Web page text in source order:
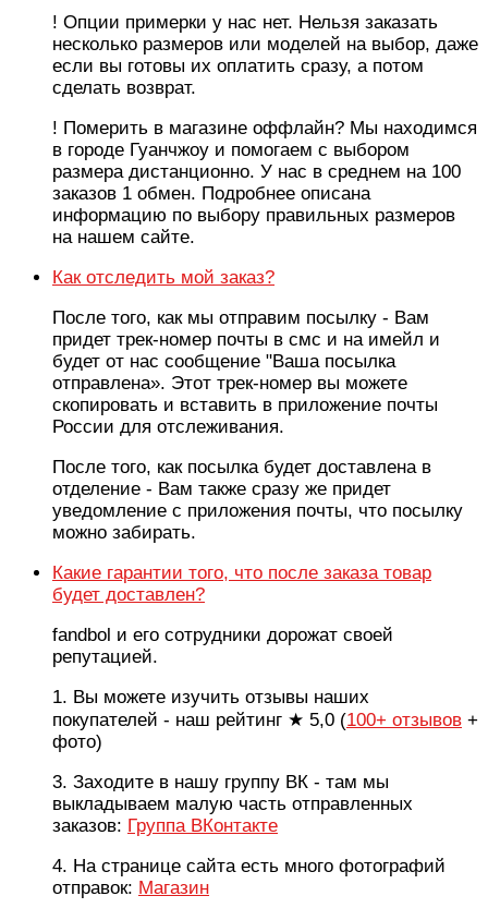
! Опции примерки у нас нет. Нельзя заказать
несколько размеров или моделей на выбор, даже
если вы готовы их оплатить сразу, а потом
сделать возврат.
! Померить в магазине оффлайн? Мы находимся
в городе Гуанчжоу и помогаем с выбором
размера дистанционно. У нас в среднем на 100
заказов 1 обмен. Подробнее описана
информацию по выбору правильных размеров
на нашем сайте.
Как отследить мой заказ?
После того, как мы отправим посылку - Вам
придет трек-номер почты в смс и на имейл и
будет от нас сообщение "Ваша посылка
отправлена». Этот трек-номер вы можете
скопировать и вставить в приложение почты
России для отслеживания.
После того, как посылка будет доставлена в
отделение - Вам также сразу же придет
уведомление с приложения почты, что посылку
можно забирать.
Какие гарантии того, что после заказа товар
будет доставлен?
fandbol и его сотрудники дорожат своей
репутацией.
1. Вы можете изучить отзывы наших
покупателей - наш рейтинг ★ 5,0 (100+ отзывов +
фото)
3. Заходите в нашу группу ВК - там мы
выкладываем малую часть отправленных
заказов: Группа ВКонтакте
4. На странице сайта есть много фотографий
отправок: Магазин